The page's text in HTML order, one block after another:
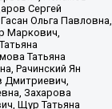
Сергей
Ольга Павловна,
Маркович,
Татьяна
Рачинский Ян
Дмитриевич,
Захарова
Щур Татьяна